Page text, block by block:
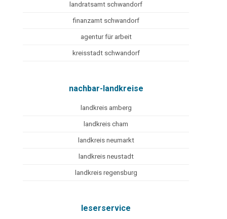
landratsamt schwandorf
finanzamt schwandorf
agentur für arbeit
kreisstadt schwandorf
nachbar-landkreise
landkreis amberg
landkreis cham
landkreis neumarkt
landkreis neustadt
landkreis regensburg
leserservice